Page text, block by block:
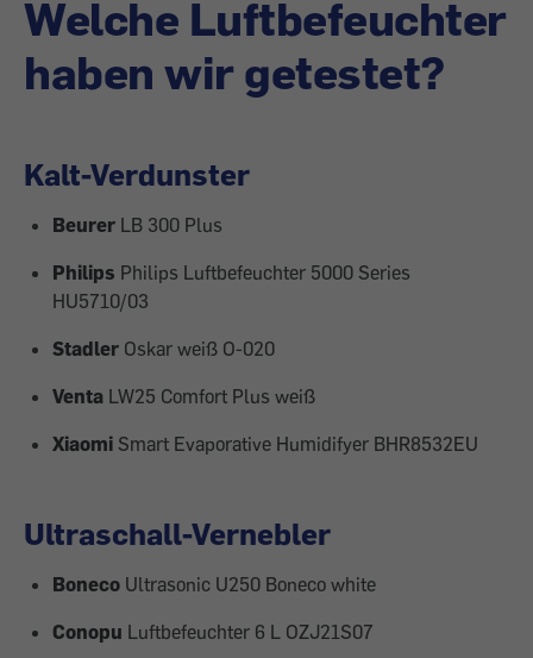
Welche Luftbefeuchter
haben wir getestet?
Kalt-Verdunster
Beurer LB 300 Plus
Philips Philips Luftbefeuchter 5000 Series
HU5710/03
Stadler Oskar weiß O-020
Venta LW25 Comfort Plus weiß
Xiaomi Smart Evaporative Humidifyer BHR8532EU
Ultraschall-Vernebler
Boneco Ultrasonic U250 Boneco white
Conopu Luftbefeuchter 6 L OZJ21S07